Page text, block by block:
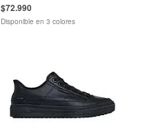
$72.990
Disponible en 3 colores